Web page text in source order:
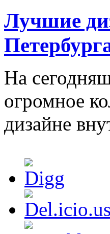
Лучшие
На
огромное
дизайне